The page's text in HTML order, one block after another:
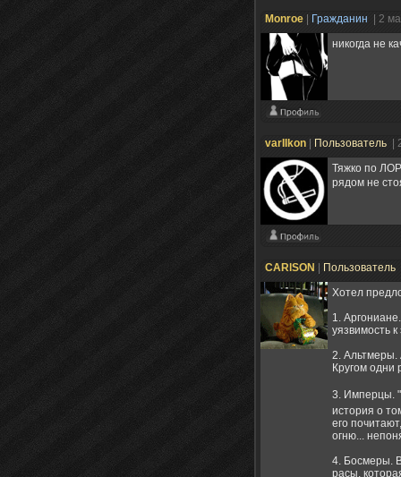
Monroe Гражданин
| 2
никогда не
varIIkon Пользователь
|
Тяжко по
рядом не
CARlSON Пользователь
Хотел
1.
уязвимость
2. Альтмеры.
Кругом одни
3. Имперцы.
история о
его
огню...
4. Босмеры.
расы,